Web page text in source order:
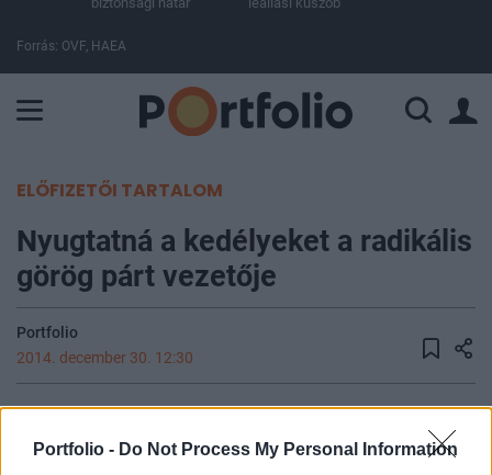
Portfolio - Do Not Process My Personal Information
Forrás: OVF, HAEA
ELŐFIZETŐI TARTALOM
Nyugtatná a kedélyeket a radikális
görög párt vezetője
Portfolio
2014. december 30. 12:30
A tegnap lezajlott harmadik sikertelen
elnökválasztással eldőlt, hogy az újévben -